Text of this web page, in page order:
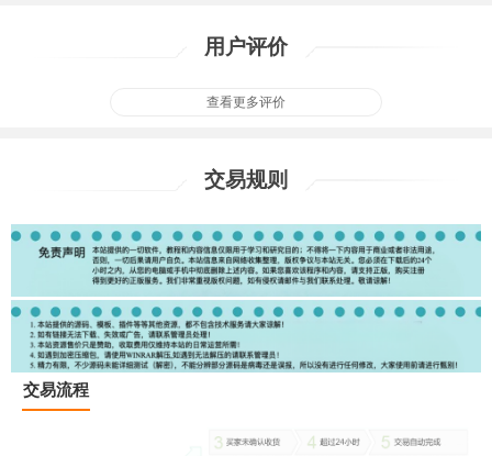
用户评价
查看更多评价
交易规则
交易流程